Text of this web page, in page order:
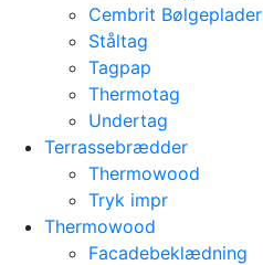
Cembrit Bølgeplader
Ståltag
Tagpap
Thermotag
Undertag
Terrassebrædder
Thermowood
Tryk impr
Thermowood
Facadebeklædning